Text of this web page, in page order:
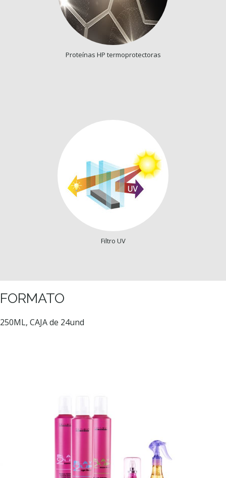
Proteínas HP termoprotectoras
Filtro UV
FORMATO
250ML, CAJA de 24und